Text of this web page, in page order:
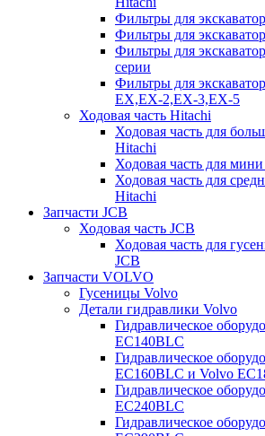
Фильтры для
Фильтры для
Фильтры для
серии
Фильтры для
EX,EX-2,EX-3,EX-5
Ходовая часть Hitachi
Ходовая часть для
Hitachi
Ходовая часть для
Ходовая часть для
Hitachi
Запчасти JCB
Ходовая часть JCB
Ходовая часть для
JCB
Запчасти VOLVO
Гусеницы Volvo
Детали гидравлики Volvo
Гидравлическое
EC140BLC
Гидравлическое
EC160BLC и Volvo
Гидравлическое
EC240BLC
Гидравлическое